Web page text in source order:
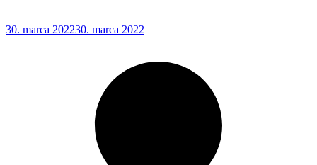
30. marca 202230. marca 2022